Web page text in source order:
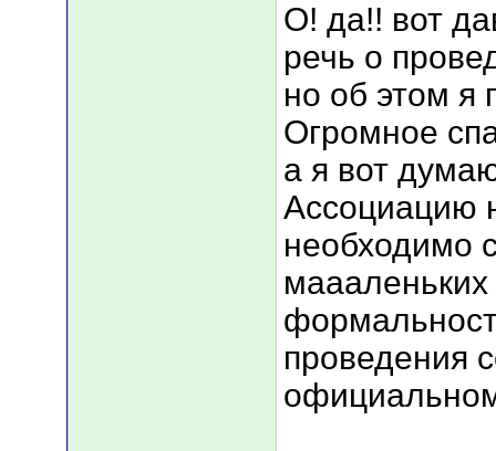
О! да!! вот
речь о
но об этом я
Огромное
а я вот
Ассоциацию
необходимо
проведения